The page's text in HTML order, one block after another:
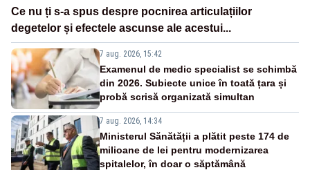
Ce nu ți s-a spus despre pocnirea articulațiilor
degetelor și efectele ascunse ale acestui...
7 aug. 2026, 15:42
Examenul de medic specialist se schimbă
din 2026. Subiecte unice în toată țara și
probă scrisă organizată simultan
7 aug. 2026, 14:34
Ministerul Sănătății a plătit peste 174 de
milioane de lei pentru modernizarea
spitalelor, în doar o săptămână